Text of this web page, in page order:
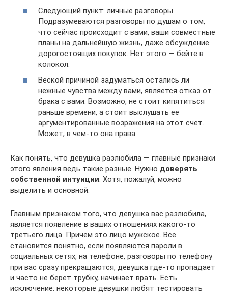
Следующий пункт: личные разговоры.
Подразумеваются разговоры по душам о том,
что сейчас происходит с вами, ваши совместные
планы на дальнейшую жизнь, даже обсуждение
дорогостоящих покупок. Нет этого — бейте в
колокол.
Веской причиной задуматься остались ли
нежные чувства между вами, является отказ от
брака с вами. Возможно, не стоит кипятиться
раньше времени, а стоит выслушать ее
аргументированные возражения на этот счет.
Может, в чем-то она права.
Как понять, что девушка разлюбила — главные признаки
этого явления ведь такие разные. Нужно доверять
собственной интуиции. Хотя, пожалуй, можно
выделить и основной.
Главным признаком того, что девушка вас разлюбила,
является появление в ваших отношениях какого-то
третьего лица. Причем это лицо мужское. Все
становится понятно, если появляются пароли в
социальных сетях, на телефоне, разговоры по телефону
при вас сразу прекращаются, девушка где-то пропадает
и часто не берет трубку, начинает врать. Есть
исключение: некоторые девушки любят тестировать